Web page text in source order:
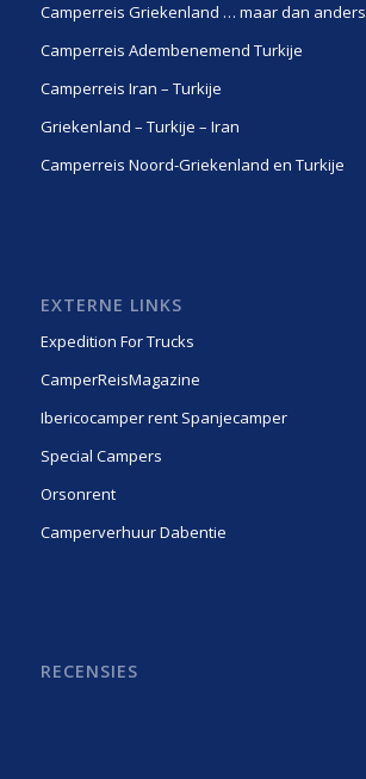
Camperreis Griekenland … maar dan anders
Camperreis Adembenemend Turkije
Camperreis Iran – Turkije
Griekenland – Turkije – Iran
Camperreis Noord-Griekenland en Turkije
EXTERNE LINKS
Expedition For Trucks
CamperReisMagazine
Ibericocamper rent Spanjecamper
Special Campers
Orsonrent
Camperverhuur Dabentie
RECENSIES